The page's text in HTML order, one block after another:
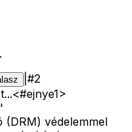
#2
(DRM) védelemmel